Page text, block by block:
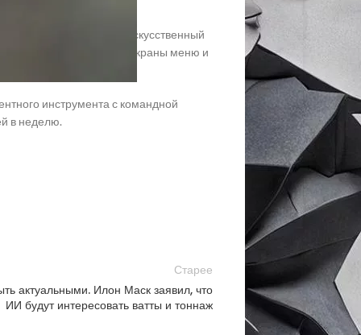
в киберпанк-стиле. Искусственный
фоны трасс, меню, экраны меню и
инструмента с командной
в неделю.
Старее
актуальными. Илон Маск заявил, что
ИИ будут интересовать ватты и тоннаж